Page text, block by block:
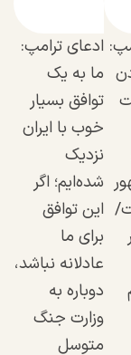
ادعای ترامپ:
ما به یک
توافق بسیار
خوب با ایران
نزدیک
شده‌ایم؛ اگر
این توافق
برای ما
عادلانه نباشد،
دوباره به
وزارت جنگ
متوسل